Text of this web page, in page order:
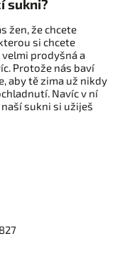
sukni?
žen, že chcete
si chcete
prodyšná a
Protože nás baví
aby tě zima už nikdy
Navíc v ní
sukni si užiješ